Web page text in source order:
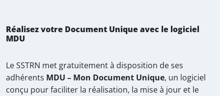
Réalisez votre Document Unique avec le logiciel
MDU
Le SSTRN met gratuitement à disposition de ses
adhérents MDU – Mon Document Unique, un logiciel
conçu pour faciliter la réalisation, la mise à jour et le